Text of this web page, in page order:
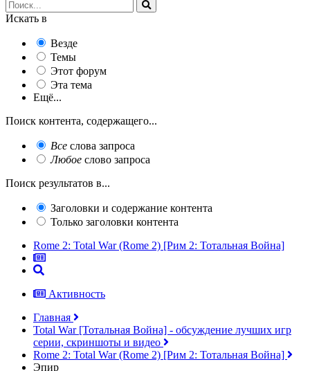
Искать в
Везде
Темы
Этот форум
Эта тема
Ещё...
Поиск контента, содержащего...
Все слова запроса
Любое слово запроса
Поиск результатов в...
Заголовки и содержание контента
Только заголовки контента
Rome 2: Total War (Rome 2) [Рим 2: Тотальная Война]
Активность
Главная
Total War [Тотальная Война] - обсуждение лучших игр
серии, скриншоты и видео
Rome 2: Total War (Rome 2) [Рим 2: Тотальная Война]
Эпир